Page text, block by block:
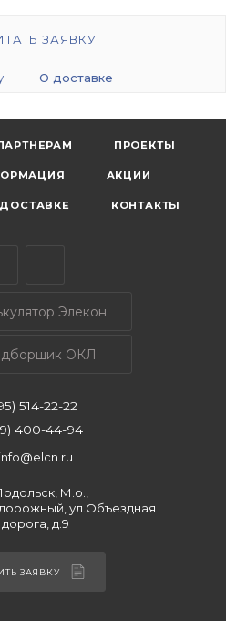
ЗАЯВКУ
О доставке
ПРОЕКТЫ
АКЦИИ
КОНТАКТЫ
Элекон
ОКЛ
514-22-22
400-44-94
info@elcn.ru
М.о.,
ул.Объездная
дорога, д.9
ЗАЯВКУ